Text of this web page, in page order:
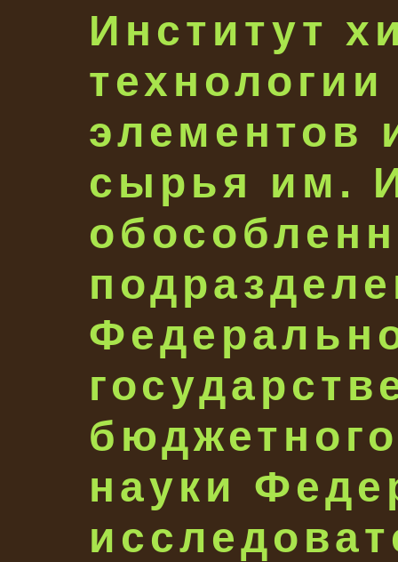
Институт
элементов
сырья им.
науки